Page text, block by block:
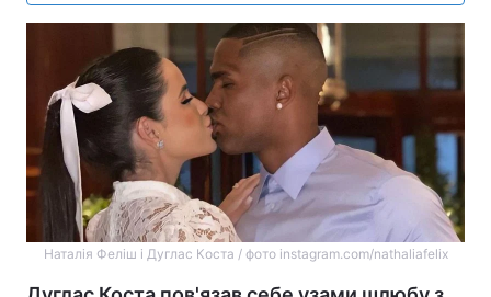
Наталія Феліш і Дуглас Коста / фото instagram.com/nathaliafelix